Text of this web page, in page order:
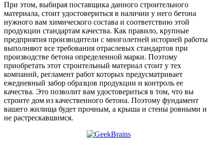
При этом, выбирая поставщика данного строительного
материала, стоит удостовериться в наличии у него бетона
нужного вам химического состава и соответствию этой
продукции стандартам качества. Как правило, крупные
предприятия производители с многолетней историей работы
выполняют все требования отраслевых стандартов при
производстве бетона определенной марки. Поэтому
приобретать этот строительный материал стоит у тех
компаний, регламент работ которых предусматривает
ежедневный забор образцов продукции и контроль ее
качества. Это позволит вам удостовериться в том, что вы
строите дом из качественного бетона. Поэтому фундамент
вашего жилища будет прочным, а крыша и стены ровными и
не растрескавшимся.